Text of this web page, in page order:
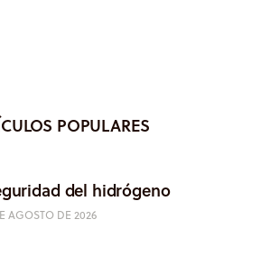
POPULARES
del hidrógeno
AGOSTO DE 2026